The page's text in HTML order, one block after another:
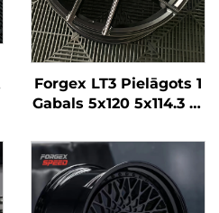
Forgex LT3 Pielāgots 1
Gabals 5x120 5x114.3 18
Dziļš Ieliekts Riteņi
BMW M2 M3 F80 Audi
Mercedes AMG
Porsche